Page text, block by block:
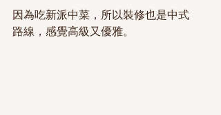
因為吃新派中菜，所以裝修也是中式
路線，感覺高級又優雅。